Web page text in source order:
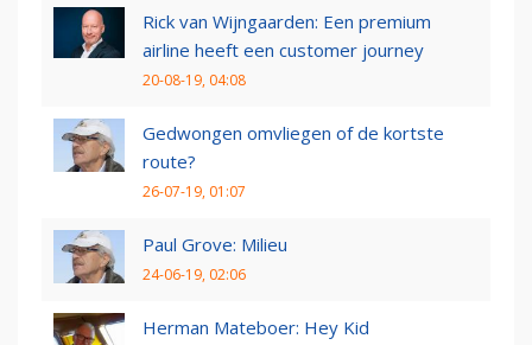
Rick van Wijngaarden: Een premium
airline heeft een customer journey
20-08-19, 04:08
Gedwongen omvliegen of de kortste
route?
26-07-19, 01:07
Paul Grove: Milieu
24-06-19, 02:06
Herman Mateboer: Hey Kid